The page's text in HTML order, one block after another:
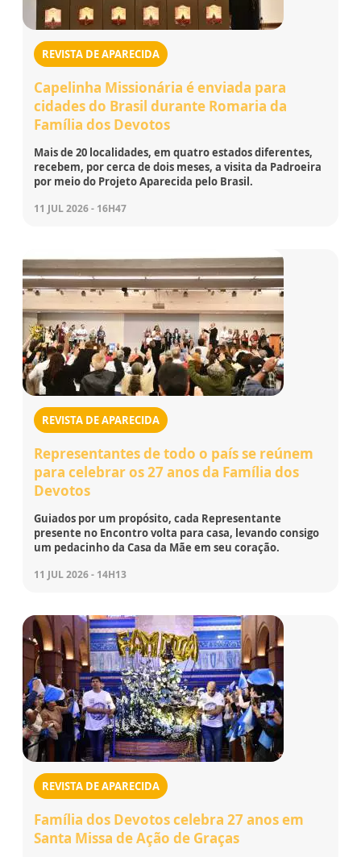
REVISTA DE APARECIDA
Capelinha Missionária é enviada para
cidades do Brasil durante Romaria da
Família dos Devotos
Mais de 20 localidades, em quatro estados diferentes,
recebem, por cerca de dois meses, a visita da Padroeira
por meio do Projeto Aparecida pelo Brasil.
11 JUL 2026 - 16H47
REVISTA DE APARECIDA
Representantes de todo o país se reúnem
para celebrar os 27 anos da Família dos
Devotos
Guiados por um propósito, cada Representante
presente no Encontro volta para casa, levando consigo
um pedacinho da Casa da Mãe em seu coração.
11 JUL 2026 - 14H13
REVISTA DE APARECIDA
Família dos Devotos celebra 27 anos em
Santa Missa de Ação de Graças